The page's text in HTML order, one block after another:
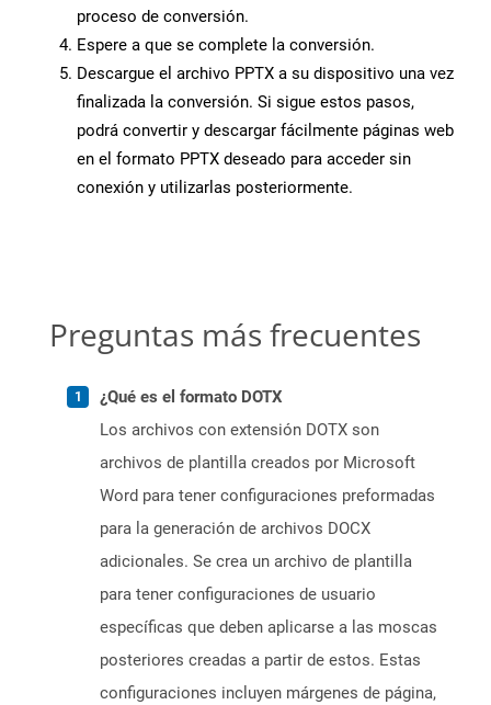
proceso de conversión.
Espere a que se complete la conversión.
Descargue el archivo PPTX a su dispositivo una vez
finalizada la conversión. Si sigue estos pasos,
podrá convertir y descargar fácilmente páginas web
en el formato PPTX deseado para acceder sin
conexión y utilizarlas posteriormente.
Preguntas más frecuentes
¿Qué es el formato DOTX
Los archivos con extensión DOTX son
archivos de plantilla creados por Microsoft
Word para tener configuraciones preformadas
para la generación de archivos DOCX
adicionales. Se crea un archivo de plantilla
para tener configuraciones de usuario
específicas que deben aplicarse a las moscas
posteriores creadas a partir de estos. Estas
configuraciones incluyen márgenes de página,